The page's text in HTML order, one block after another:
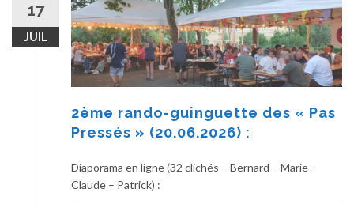
contenu
17
JUIL
2ème rando-guinguette des « Pas
Pressés » (20.06.2026) :
Diaporama en ligne (32 clichés – Bernard – Marie-
Claude – Patrick) :